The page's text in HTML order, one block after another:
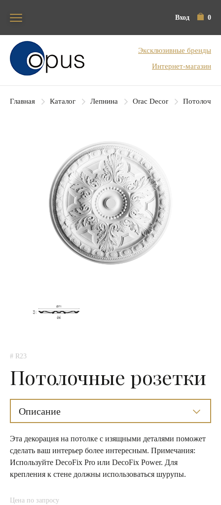
Вход 0
Блок поиска
Эксклюзивные бренды
Интернет-магазин
Главная Каталог Лепнина Orac Decor
# R23
Потолочные розетки
Описание
Эта декорация на потолке с изящными деталями поможет
сделать ваш интерьер более интересным. Примечания:
Используйте DecoFix Pro или DecoFix Power. Для
крепления к стене должны использоваться шурупы.
Цена по запросу